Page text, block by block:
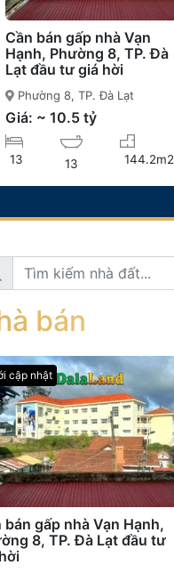
Cần bán gấp nhà Vạn
Hạnh, Phường 8, TP. Đà
Lạt đầu tư giá hời
Phường 8, TP. Đà Lạt
Giá: ~ 10.5 tỷ
13 13 144.2m2
bán
cập nhật
bán gấp nhà Vạn Hạnh,
8, TP. Đà Lạt đầu tư